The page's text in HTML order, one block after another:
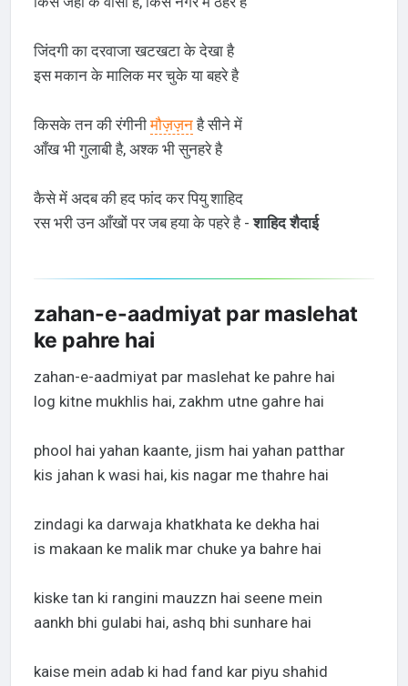
जिंदगी का दरवाजा खटखटा के देखा है
इस मकान के मालिक मर चुके या बहरे है
किसके तन की रंगीनीमौज़ज़नहै सीने में
आँख भी गुलाबी है, अश्क भी सुनहरे है
कैसे में अदब की हद फांद कर पियु शाहिद
रस भरी उन आँखों पर जब हया के पहरे है -शाहिद शैदाई
zahan-e-aadmiyat par maslehat
ke pahre hai
zahan-e-aadmiyat par maslehat ke pahre hai
log kitne mukhlis hai, zakhm utne gahre hai
phool hai yahan kaante, jism hai yahan patthar
kis jahan k wasi hai, kis nagar me thahre hai
zindagi ka darwaja khatkhata ke dekha hai
is makaan ke malik mar chuke ya bahre hai
kiske tan ki rangini mauzzn hai seene mein
aankh bhi gulabi hai, ashq bhi sunhare hai
kaise mein adab ki had fand kar piyu shahid